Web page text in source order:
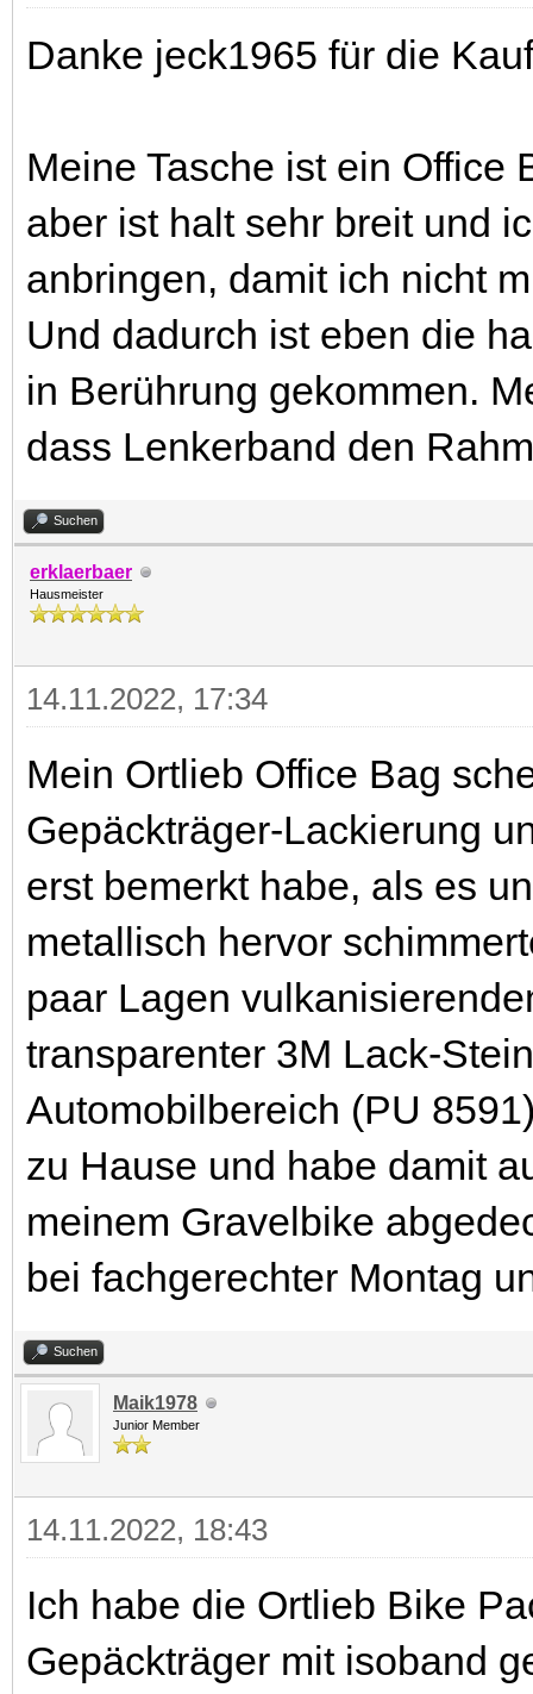
Danke jeck1965 für die
Meine Tasche ist ein Office
aber ist halt sehr breit und
anbringen, damit ich nicht
Und dadurch ist eben die
in Berührung gekommen.
dass Lenkerband den
Suchen
erklaerbaer
Hausmeister
14.11.2022, 17:34
Mein Ortlieb Office Bag
Gepäckträger-Lackierung
erst bemerkt habe, als es
metallisch hervor
paar Lagen
transparenter 3M Lack-
Automobilbereich (PU
zu Hause und habe damit
meinem Gravelbike
bei fachgerechter Montag
Suchen
Maik1978
Junior Member
14.11.2022, 18:43
Ich habe die Ortlieb Bike
Gepäckträger mit isoband